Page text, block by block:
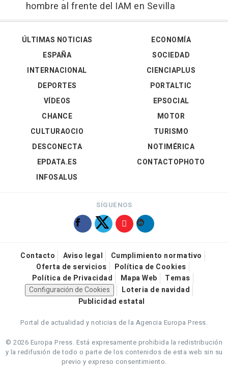
hombre al frente del IAM en Sevilla
ÚLTIMAS NOTICIAS
ESPAÑA
INTERNACIONAL
DEPORTES
VÍDEOS
ECONOMÍA
SOCIEDAD
CIENCIAPLUS
PORTALTIC
EPSOCIAL
CHANCE
CULTURAOCIO
DESCONECTA
EPDATA.ES
INFOSALUS
MOTOR
TURISMO
NOTIMÉRICA
CONTACTOPHOTO
SÍGUENOS
Contacto Aviso legal
Cumplimiento normativo
Oferta de servicios
Política de Cookies
Política de Privacidad
Mapa Web
Temas
Configuración de Cookies
Loteria de navidad
Publicidad estatal
Portal de actualidad y noticias de la Agencia Europa Press.
© 2026 Europa Press. Está expresamente prohibida la redistribución
y la redifusión de todo o parte de los contenidos de esta web sin su
previo y expreso consentimiento.